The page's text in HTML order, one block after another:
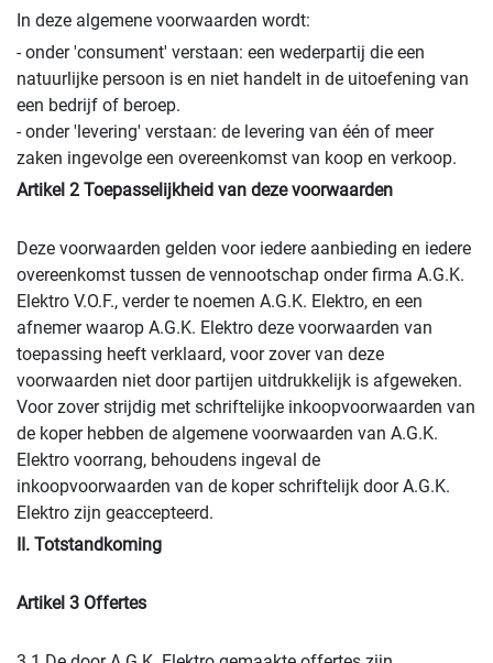
In deze algemene voorwaarden wordt:
- onder 'consument' verstaan: een wederpartij die een
natuurlijke persoon is en niet handelt in de uitoefening van
een bedrijf of beroep.
- onder 'levering' verstaan: de levering van één of meer
zaken ingevolge een overeenkomst van koop en verkoop.
Artikel 2 Toepasselijkheid van deze voorwaarden
Deze voorwaarden gelden voor iedere aanbieding en iedere
overeenkomst tussen de vennootschap onder firma A.G.K.
Elektro V.O.F., verder te noemen A.G.K. Elektro, en een
afnemer waarop A.G.K. Elektro deze voorwaarden van
toepassing heeft verklaard, voor zover van deze
voorwaarden niet door partijen uitdrukkelijk is afgeweken.
Voor zover strijdig met schriftelijke inkoopvoorwaarden van
de koper hebben de algemene voorwaarden van A.G.K.
Elektro voorrang, behoudens ingeval de
inkoopvoorwaarden van de koper schriftelijk door A.G.K.
Elektro zijn geaccepteerd.
II. Totstandkoming
Artikel 3 Offertes